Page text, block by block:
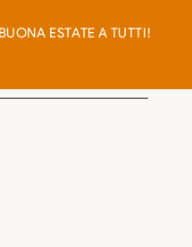
ESTATE A TUTTI!